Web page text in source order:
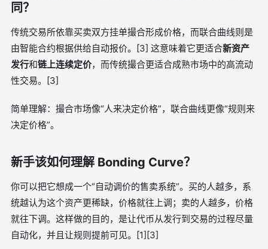
同？
传统交易所依靠买卖双方挂单撮合形成价格，而联合曲线则是
由智能合约根据供给自动报价。[3] 这意味着它更适合新资产
发行和链上连续定价，而传统撮合更适合成熟市场中的高流动
性交易。[3]
简单理解：撮合市场像“人来决定价格”，联合曲线更像“规则来
决定价格”。
新手该如何理解 Bonding Curve？
你可以把它想成一个“自动调价的售卖系统”。买的人越多，系
统越认为这个资产更稀缺，价格就往上调；卖的人越多，价格
就往下调。这样做的目的，是让代币从发行到交易的过程尽量
自动化，并且让规则提前可见。[1][3]